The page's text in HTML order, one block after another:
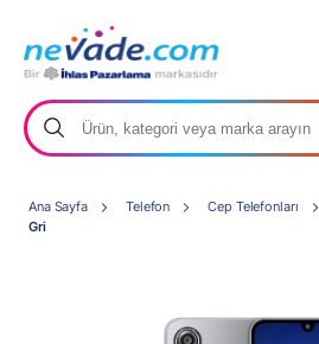
Ana Sayfa Telefon Cep Telefonları
Gri